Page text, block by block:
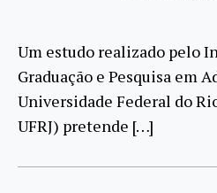
Um estudo realizado pelo
Graduação e Pesquisa em
Universidade Federal do
UFRJ) pretende […]